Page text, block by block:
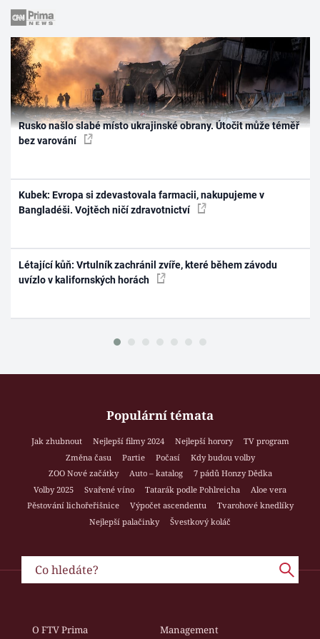
Rusko našlo slabé místo ukrajinské obrany. Útočit může téměř
bez varování
Kubek: Evropa si zdevastovala farmacii, nakupujeme v
Bangladéši. Vojtěch ničí zdravotnictví
Létající kůň: Vrtulník zachránil zvíře, které během závodu
uvízlo v kalifornských horách
Populární témata
Jak zhubnout Nejlepší filmy 2024 Nejlepší horory
TV program
Změna času
Partie Počasí
Kdy budou volby
ZOO Nové začátky
Auto – katalog
7 pádů Honzy Dědka
Volby 2025
Svařené víno Tatarák podle Pohlreicha
Aloe vera
Pěstování lichořeřišnice
Výpočet ascendentu
Tvarohové knedlíky
Nejlepší palačinky
Švestkový koláč
O FTV Prima
Management